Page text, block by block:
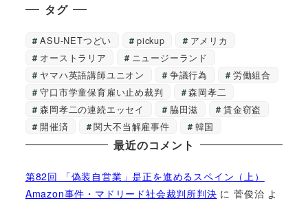
タグ
ASU-NETつどい pickup
アメリカ
オーストラリア
ニュージーランド
ヤマハ英語講師ユニオン
争議行為
労働組合
守口市学童保育雇い止め裁判
森岡孝二
森岡孝二の連続エッセイ
脇田滋
賃金窃盗
開催済
関大不当解雇事件 韓国
最近のコメント
第82回 「偽装自営業」是正を進めるスペイン（上）
Amazon事件・マドリード社会裁判所判決 に菅俊治 よ